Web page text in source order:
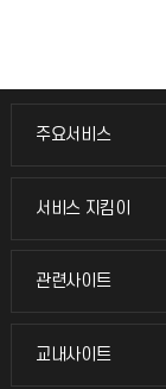
주요서비스
주요서비스
교무회의방송
서비스 지킴이
서비스 지킴이
묻고 답하기
관련사이트
관련사이트
국방헬프콜
교내사이트
교내사이트